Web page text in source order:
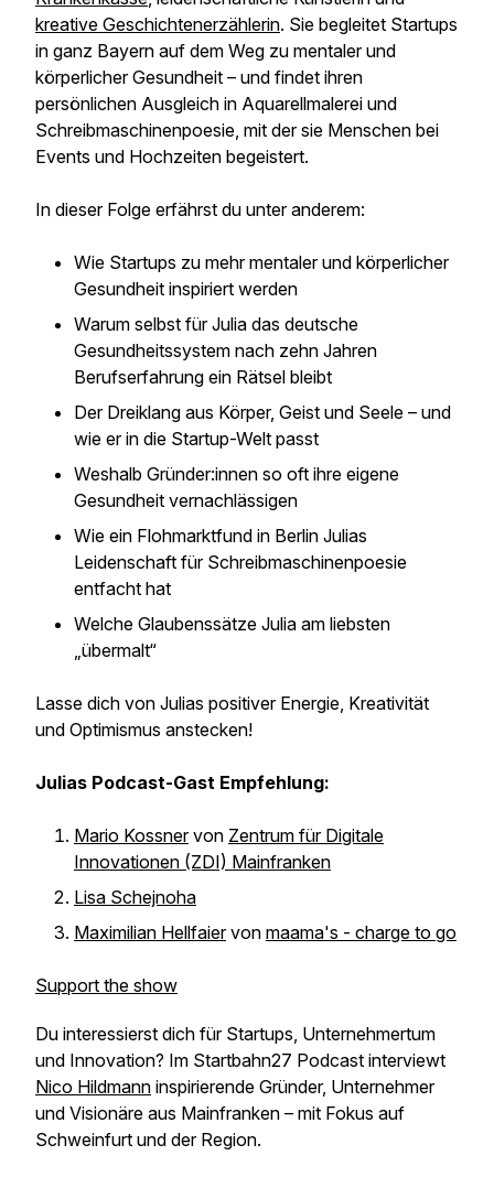
kreative Geschichtenerzählerin. Sie begleitet Startups
in ganz Bayern auf dem Weg zu mentaler und
körperlicher Gesundheit – und findet ihren
persönlichen Ausgleich in Aquarellmalerei und
Schreibmaschinenpoesie, mit der sie Menschen bei
Events und Hochzeiten begeistert.
In dieser Folge erfährst du unter anderem:
Wie Startups zu mehr mentaler und körperlicher
Gesundheit inspiriert werden
Warum selbst für Julia das deutsche
Gesundheitssystem nach zehn Jahren
Berufserfahrung ein Rätsel bleibt
Der Dreiklang aus Körper, Geist und Seele – und
wie er in die Startup-Welt passt
Weshalb Gründer:innen so oft ihre eigene
Gesundheit vernachlässigen
Wie ein Flohmarktfund in Berlin Julias
Leidenschaft für Schreibmaschinenpoesie
entfacht hat
Welche Glaubenssätze Julia am liebsten
„übermalt“
Lasse dich von Julias positiver Energie, Kreativität
und Optimismus anstecken!
Julias Podcast-Gast Empfehlung:
Mario Kossnervon Zentrum für Digitale
Innovationen (ZDI) Mainfranken
Lisa Schejnoha
Maximilian Hellfaiervon maama's - charge to go
Support the show
Du interessierst dich für Startups, Unternehmertum
und Innovation? Im Startbahn27 Podcast interviewt
Nico Hildmann inspirierende Gründer, Unternehmer
und Visionäre aus Mainfranken – mit Fokus auf
Schweinfurt und der Region.